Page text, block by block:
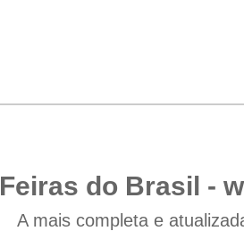
Feiras do Brasil -
A mais completa e